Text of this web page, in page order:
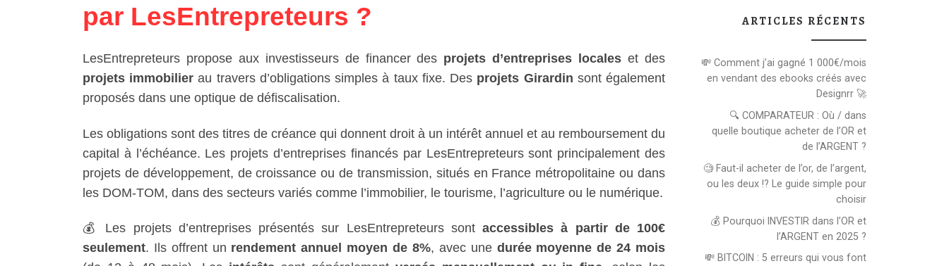
par LesEntrepreteurs ?
LesEntrepreteurs propose aux investisseurs de financer des projets d’entreprises localeset des
projets immobilierau travers d’obligations simples à taux fixe. Des projets Girardin sont également
proposés dans une optique de défiscalisation.
Les obligations sont des titres de créance qui donnent droit à un intérêt annuel et au remboursement du
capital à l’échéance. Les projets d’entreprises financés par LesEntrepreteurs sont principalement des
projets de développement, de croissance ou de transmission, situés en France métropolitaine ou dans
les DOM-TOM, dans des secteurs variés comme l’immobilier, le tourisme, l’agriculture ou le numérique.
💰 Les projets d’entreprises présentés sur LesEntrepreteurs sontaccessibles à partir de 100€
seulement. Ils offrent un rendement annuel moyen de 8%, avec une durée moyenne de 24 mois
ARTICLES RÉCENTS
💸 Comment j’ai gagné 1 000€/mois
en vendant des ebooks créés avec
Designrr 🚀
🔍 COMPARATEUR : Où / dans
quelle boutique acheter de l’OR et
de l’ARGENT ?
🧐 Faut-il acheter de l’or, de l’argent,
ou les deux !? Le guide simple pour
choisir
💰 Pourquoi INVESTIR dans l’OR et
l’ARGENT en 2025 ?
💸 BITCOIN : 5 erreurs qui vous font